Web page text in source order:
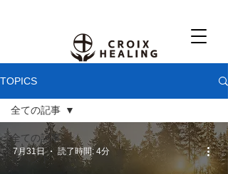
TOPICS
全ての記事
イベント
全ての記事
7月31日 読了時間: 4分